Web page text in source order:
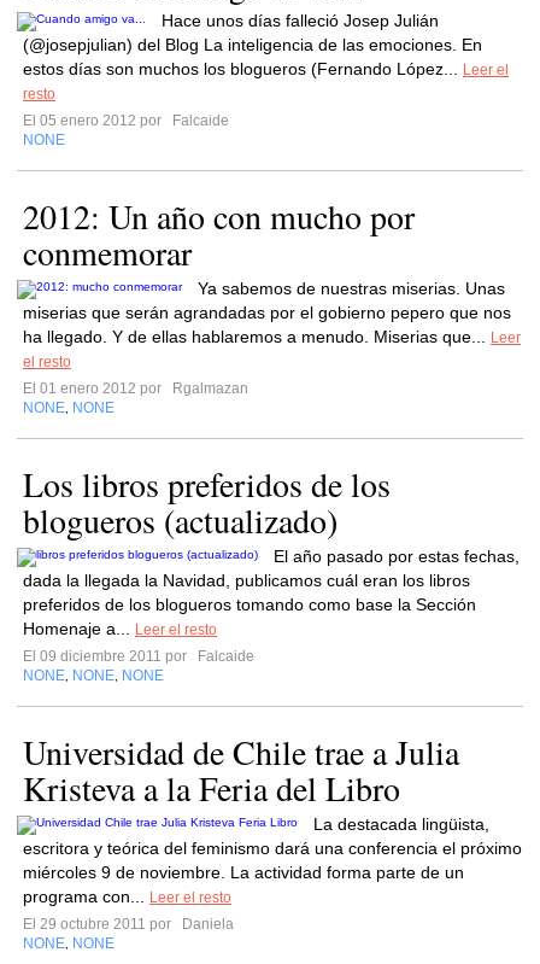
Hace unos días falleció Josep Julián
(@josepjulian) del Blog La inteligencia de las emociones. En
estos días son muchos los blogueros (Fernando López...
Leer el
resto
El 05 enero 2012 por
Falcaide
NONE
2012: Un año con mucho por
conmemorar
Ya sabemos de nuestras miserias. Unas
miserias que serán agrandadas por el gobierno pepero que nos
ha llegado. Y de ellas hablaremos a menudo. Miserias que...
Leer
el resto
El 01 enero 2012 por
Rgalmazan
NONE NONE
Los libros preferidos de los
blogueros (actualizado)
El año pasado por estas fechas,
dada la llegada la Navidad, publicamos cuál eran los libros
preferidos de los blogueros tomando como base la Sección
Homenaje a...
Leer el resto
El 09 diciembre 2011 por
Falcaide
NONE NONE NONE
Universidad de Chile trae a Julia
Kristeva a la Feria del Libro
La destacada lingüista,
escritora y teórica del feminismo dará una conferencia el próximo
miércoles 9 de noviembre. La actividad forma parte de un
programa con...
Leer el resto
El 29 octubre 2011 por
Daniela
NONE NONE